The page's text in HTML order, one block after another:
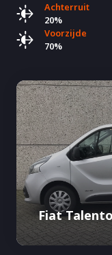
Achterruit
20%
Voorzijde
70%
Fiat